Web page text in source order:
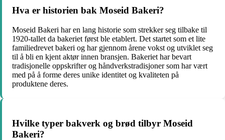
Hva er historien bak Moseid Bakeri?
Moseid Bakeri har en lang historie som strekker seg tilbake til
1920-tallet da bakeriet først ble etablert. Det startet som et lite
familiedrevet bakeri og har gjennom årene vokst og utviklet seg
til å bli en kjent aktør innen bransjen. Bakeriet har bevart
tradisjonelle oppskrifter og håndverkstradisjoner som har vært
med på å forme deres unike identitet og kvaliteten på
produktene deres.
Hvilke typer bakverk og brød tilbyr Moseid
Bakeri?